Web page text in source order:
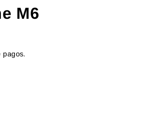
M6
pagos.